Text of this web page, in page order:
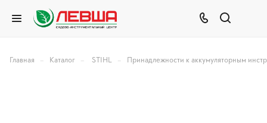
Главная – Каталог – STIHL – Принадлежности к аккумуляторным